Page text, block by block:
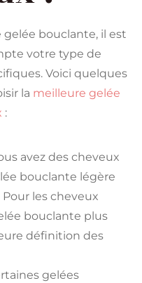
gelée bouclante, il est
votre type de
Voici quelques
la meilleure gelée
:
avez des cheveux
bouclante légère
les cheveux
bouclante plus
définition des
gelées